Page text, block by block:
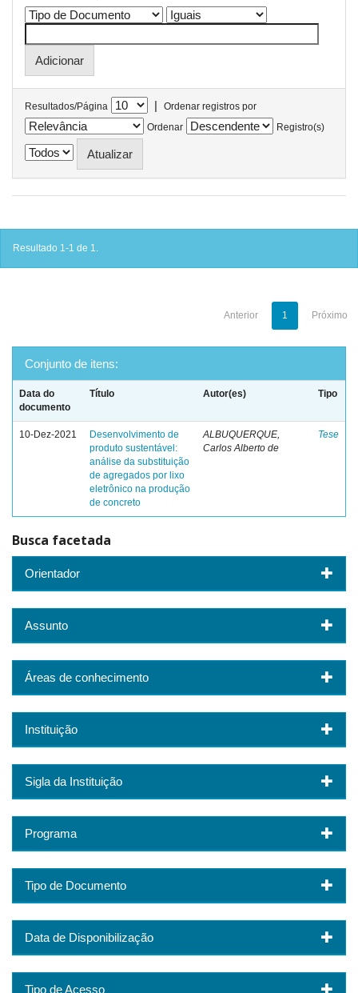
Resultados/Página |
Ordenar registros por
Ordenar
Registro(s)
Resultado 1-1 de 1.
Anterior 1 Próximo
Conjunto de itens:
Data do
documento
Título Autor(es) Tipo
10-Dez-2021
Desenvolvimento de
produto sustentável:
análise da substituição
de agregados por lixo
eletrônico na produção
de concreto
ALBUQUERQUE,
Carlos Alberto de
Tese
Busca facetada
Orientador
Assunto
Áreas de conhecimento
Instituição
Sigla da Instituição
Programa
Tipo de Documento
Data de Disponibilização
Tipo de Acesso